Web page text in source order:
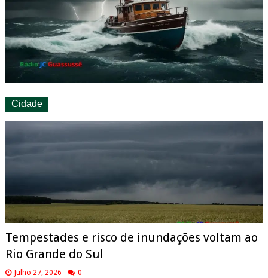
Cidade
Tempestades e risco de inundações voltam ao
Rio Grande do Sul
Julho 27, 2026 0